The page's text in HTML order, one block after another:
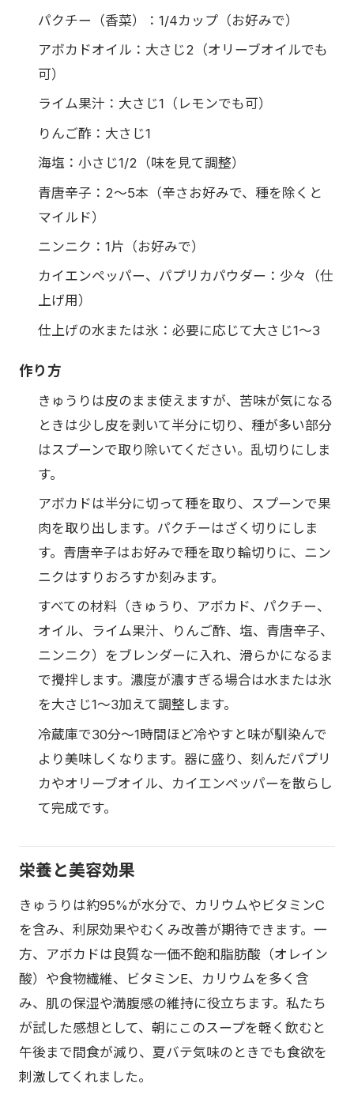
パクチー（香菜）：1/4カップ（お好みで）
アボカドオイル：大さじ2（オリーブオイルでも
可）
ライム果汁：大さじ1（レモンでも可）
りんご酢：大さじ1
海塩：小さじ1/2（味を見て調整）
青唐辛子：2〜5本（辛さお好みで、種を除くと
マイルド）
ニンニク：1片（お好みで）
カイエンペッパー、パプリカパウダー：少々（仕
上げ用）
仕上げの水または氷：必要に応じて大さじ1〜3
作り方
きゅうりは皮のまま使えますが、苦味が気になる
ときは少し皮を剥いて半分に切り、種が多い部分
はスプーンで取り除いてください。乱切りにしま
す。
アボカドは半分に切って種を取り、スプーンで果
肉を取り出します。パクチーはざく切りにしま
す。青唐辛子はお好みで種を取り輪切りに、ニン
ニクはすりおろすか刻みます。
すべての材料（きゅうり、アボカド、パクチー、
オイル、ライム果汁、りんご酢、塩、青唐辛子、
ニンニク）をブレンダーに入れ、滑らかになるま
で攪拌します。濃度が濃すぎる場合は水または氷
を大さじ1〜3加えて調整します。
冷蔵庫で30分〜1時間ほど冷やすと味が馴染んで
より美味しくなります。器に盛り、刻んだパプリ
カやオリーブオイル、カイエンペッパーを散らし
て完成です。
栄養と美容効果
きゅうりは約95%が水分で、カリウムやビタミンC
を含み、利尿効果やむくみ改善が期待できます。一
方、アボカドは良質な一価不飽和脂肪酸（オレイン
酸）や食物繊維、ビタミンE、カリウムを多く含
み、肌の保湿や満腹感の維持に役立ちます。私たち
が試した感想として、朝にこのスープを軽く飲むと
午後まで間食が減り、夏バテ気味のときでも食欲を
刺激してくれました。